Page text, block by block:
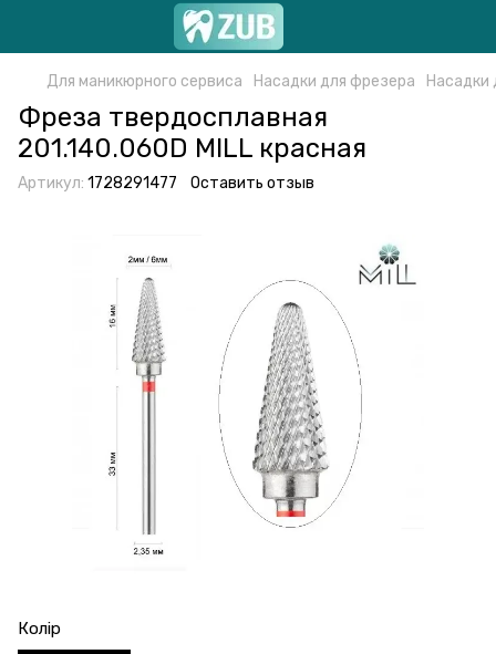
Для маникюрного сервиса Насадки для фрезера Насадки
Фреза твердосплавная
201.140.060D MILL красная
Артикул: 1728291477 Оставить отзыв
Колір